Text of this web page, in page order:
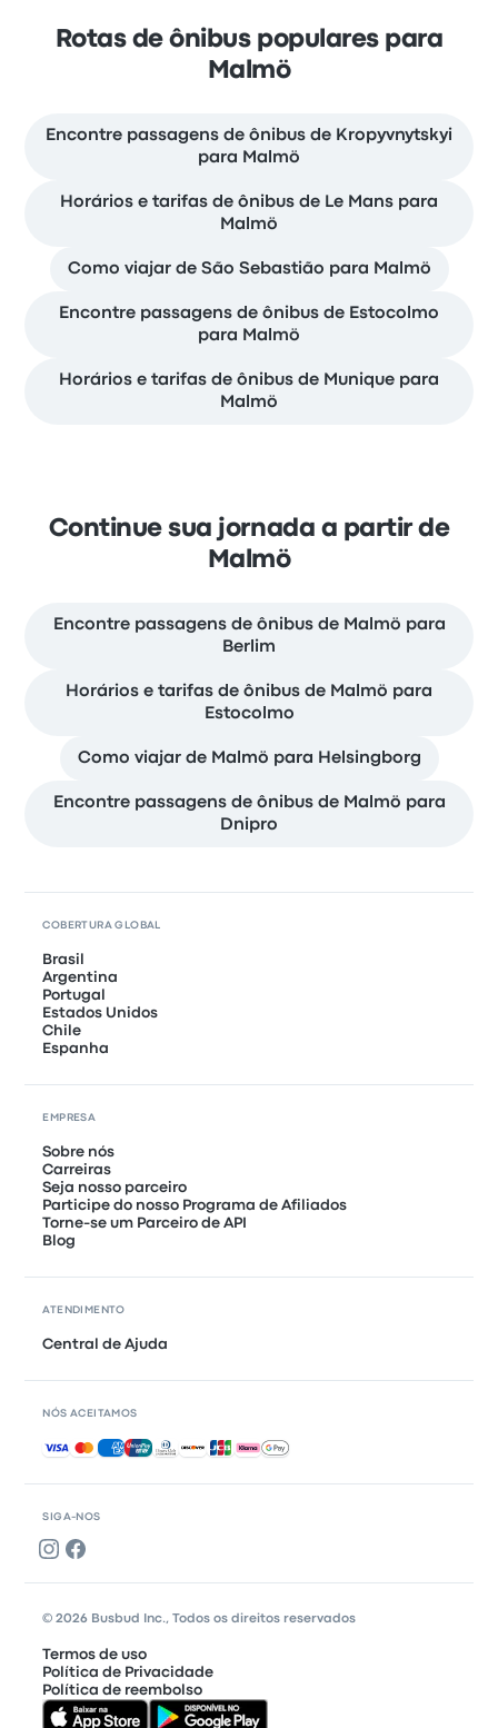
Rotas de ônibus populares para
Malmö
Encontre passagens de ônibus de Kropyvnytskyi
para Malmö
Horários e tarifas de ônibus de Le Mans para
Malmö
Como viajar de São Sebastião para Malmö
Encontre passagens de ônibus de Estocolmo
para Malmö
Horários e tarifas de ônibus de Munique para
Malmö
Continue sua jornada a partir de
Malmö
Encontre passagens de ônibus de Malmö para
Berlim
Horários e tarifas de ônibus de Malmö para
Estocolmo
Como viajar de Malmö para Helsingborg
Encontre passagens de ônibus de Malmö para
Dnipro
SIGA-NOS
COBERTURA GLOBAL
Brasil
Argentina
Portugal
Estados Unidos
Chile
Espanha
EMPRESA
Sobre nós
Carreiras
Seja nosso parceiro
Participe do nosso Programa de Afiliados
Torne-se um Parceiro de API
Blog
ATENDIMENTO
Central de Ajuda
NÓS ACEITAMOS
Pagamentos aceitos
© 2026 Busbud Inc., Todos os direitos reservados
Termos de uso
Política de Privacidade
Política de reembolso